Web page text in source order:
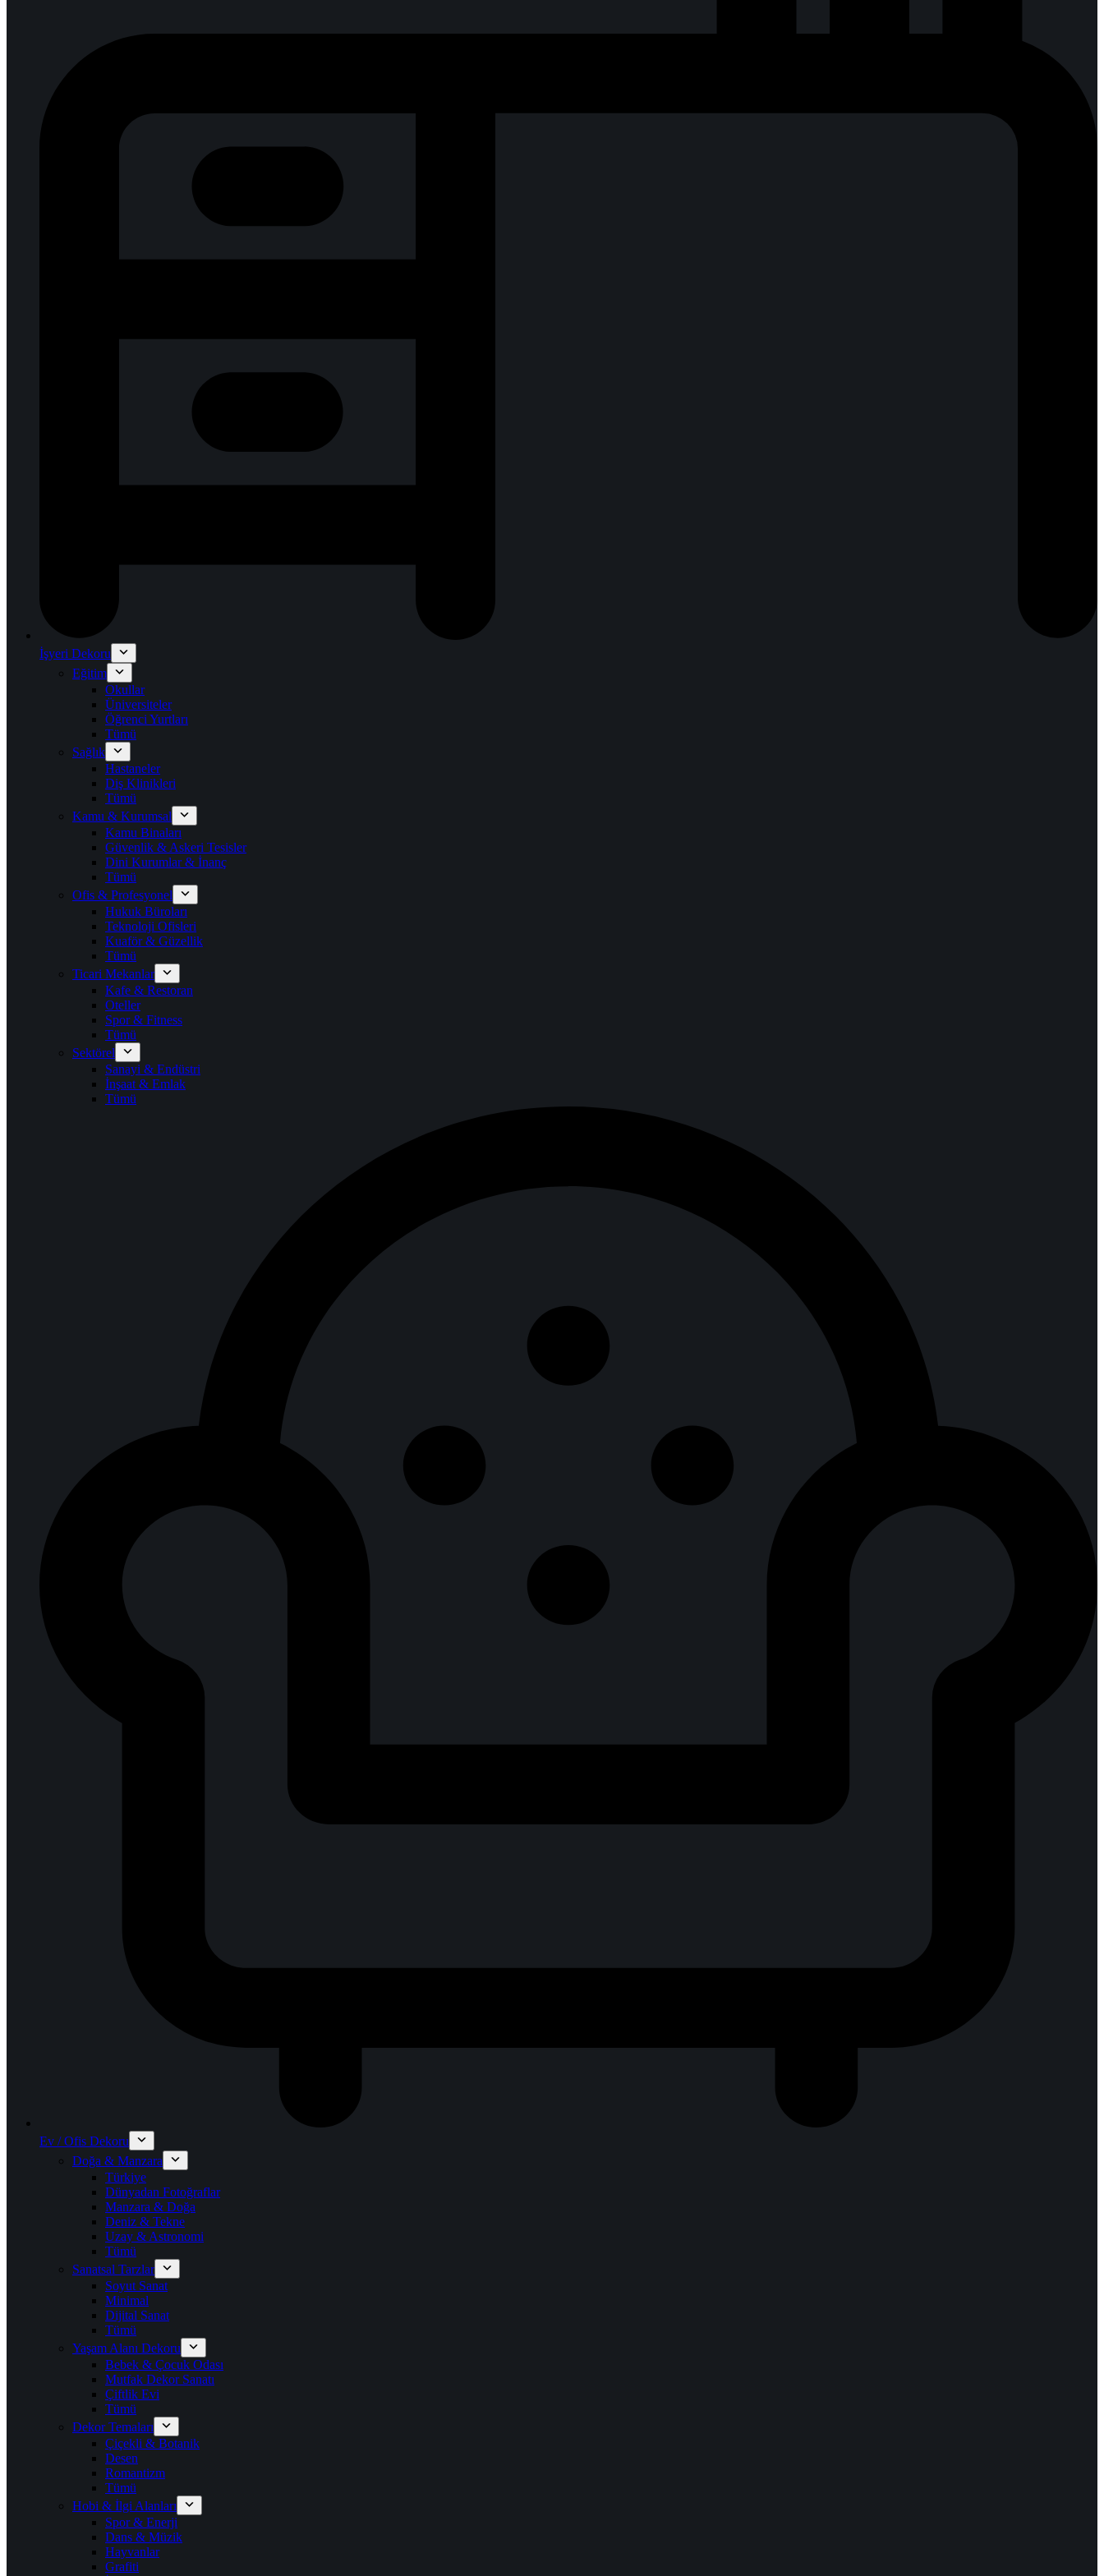
İşyeri Dekoru
Eğitim
Okullar
Üniversiteler
Öğrenci Yurtları
Tümü
Sağlık
Hastaneler
Diş Klinikleri
Tümü
Kamu & Kurumsal
Kamu Binaları
Güvenlik & Askeri Tesisler
Dini Kurumlar & İnanç
Tümü
Ofis & Profesyonel
Hukuk Büroları
Teknoloji Ofisleri
Kuaför & Güzellik
Tümü
Ticari Mekanlar
Kafe & Restoran
Oteller
Spor & Fitness
Tümü
Sektörel
Sanayi & Endüstri
İnşaat & Emlak
Tümü
Ev / Ofis Dekoru
Doğa & Manzara
Türkiye
Dünyadan Fotoğraflar
Manzara & Doğa
Deniz & Tekne
Uzay & Astronomi
Tümü
Sanatsal Tarzlar
Soyut Sanat
Minimal
Dijital Sanat
Tümü
Yaşam Alanı Dekoru
Bebek & Çocuk Odası
Mutfak Dekor Sanatı
Çiftlik Evi
Tümü
Dekor Temaları
Çiçekli & Botanik
Desen
Romantizm
Tümü
Hobi & İlgi Alanları
Spor & Enerji
Dans & Müzik
Hayvanlar
Grafiti